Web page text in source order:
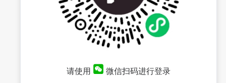
请使用 微信扫码进行登录